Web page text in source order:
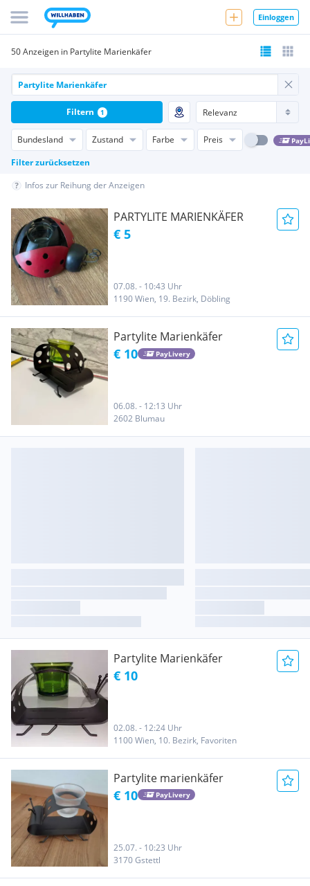
Einloggen
50 Anzeigen in Partylite Marienkäfer
Bundesland Zustand Farbe Preis
Filter zurücksetzen
Filtern 1
Infos zur Reihung der Anzeigen
PARTYLITE MARIENKÄFER
€ 5
07.08. - 10:43 Uhr
1190 Wien, 19. Bezirk, Döbling
Partylite Marienkäfer
€ 10 PayLivery
06.08. - 12:13 Uhr
2602 Blumau
Partylite Marienkäfer
€ 10
02.08. - 12:24 Uhr
1100 Wien, 10. Bezirk, Favoriten
Partylite marienkäfer
€ 10 PayLivery
25.07. - 10:23 Uhr
3170 Gstettl